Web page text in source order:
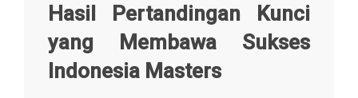
Hasil Pertandingan Kunci
yang Membawa Sukses
Indonesia Masters